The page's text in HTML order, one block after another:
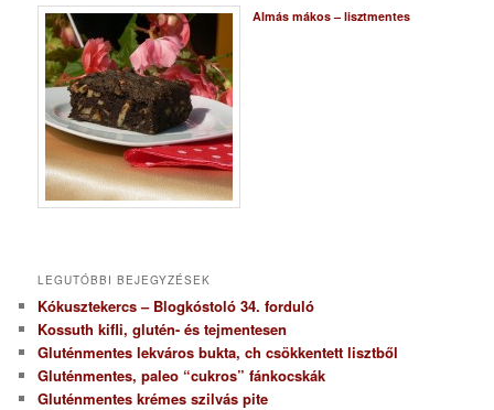
Almás mákos – lisztmentes
LEGUTÓBBI BEJEGYZÉSEK
Kókusztekercs – Blogkóstoló 34. forduló
Kossuth kifli, glutén- és tejmentesen
Gluténmentes lekváros bukta, ch csökkentett lisztből
Gluténmentes, paleo “cukros” fánkocskák
Gluténmentes krémes szilvás pite